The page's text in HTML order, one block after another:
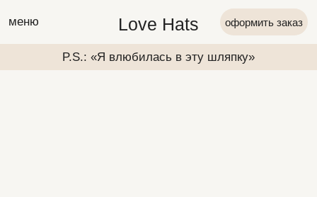
Love Hats
меню оформить заказ
P.S.: «Я влюбилась в эту шляпку» P.S.: «Я